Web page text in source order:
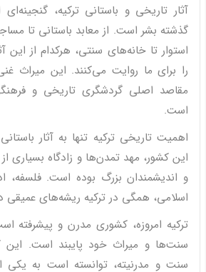
آثار تاریخی و باستانی ترکیه،
گذشته بشر است. از معابد باستانی تا
استوار تا خانه‌های سنتی، هرکدام از این
را برای ما روایت می‌کنند. این میراث
مقاصد اصلی گردشگری تاریخی و
است.
اهمیت تاریخی ترکیه تنها به آثار
این کشور، مهد تمدن‌ها و زادگاه بسیاری
و اندیشمندان بزرگ بوده است. فلسفه،
اسلامی، همگی در ترکیه ریشه‌های عمیقی
ترکیه امروزه، کشوری مدرن و پیشرفته
سنت‌ها و میراث خود پایبند است. این
سنت و مدرنیته، توانسته است به یکی